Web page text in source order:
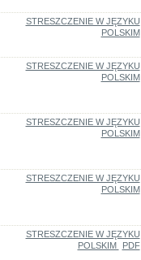
STRESZCZENIE W JĘZYKU
POLSKIM
STRESZCZENIE W JĘZYKU
POLSKIM
STRESZCZENIE W JĘZYKU
POLSKIM
STRESZCZENIE W JĘZYKU
POLSKIM
STRESZCZENIE W JĘZYKU
POLSKIM
PDF